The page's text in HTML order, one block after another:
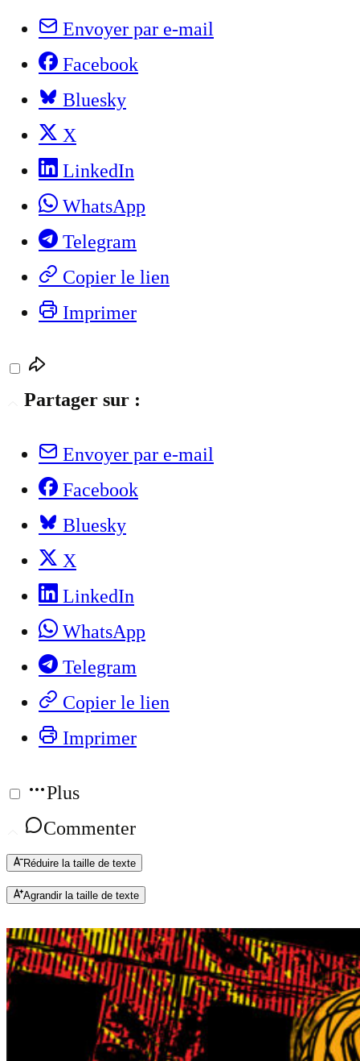
Envoyer par e-mail
Facebook
Bluesky
X
LinkedIn
WhatsApp
Telegram
Copier le lien
Imprimer
Partager sur :
Envoyer par e-mail
Facebook
Bluesky
X
LinkedIn
WhatsApp
Telegram
Copier le lien
Imprimer
Plus
Commenter
Réduire la taille de texte
Agrandir la taille de texte